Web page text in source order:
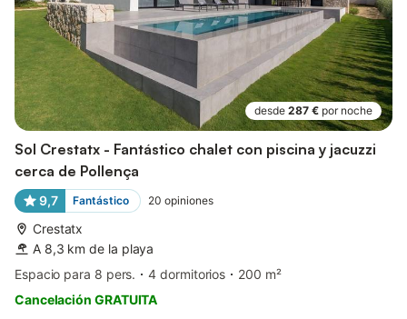
desde 287 € por noche
Sol Crestatx - Fantástico chalet con piscina y jacuzzi
cerca de Pollença
9,7 Fantástico 20 opiniones
Crestatx
A 8,3 km de la playa
Espacio para 8 pers.
4 dormitorios
200 m²
Cancelación GRATUITA